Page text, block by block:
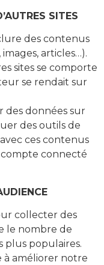
SITES
des contenus
articles…).
sites se comporte
se rendait sur
des données sur
des outils de
ces contenus
compte connecté
collecter des
le nombre de
plus populaires.
à améliorer notre